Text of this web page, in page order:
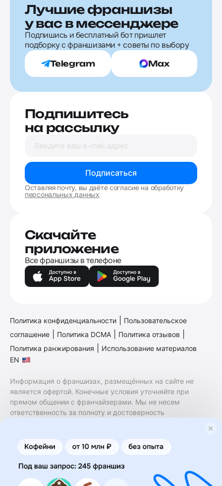
Лучшие франшизы
у вас в мессенджере
Подпишись и бесплатный бот пришлет
подборку с франшизами + советы по выбору
Telegram Max
Подпишитесь
на рассылку
Подписаться
Оставляя почту, вы даёте согласие на обработку
персональных данных
Скачайте
приложение
Все франшизы в телефоне
Политика конфиденциальности
Пользовательское
соглашение
Политика DCMA Политика отзывов
Политика ранжирования
Использование материалов
EN
Информация о франшизах, размещённых на сайте не
является офертой. Конечные условия уточняйте при
прямом общении с франчайзерами. Мы не несем
ответственность за полноту и достоверность
финансовые услуги. Заключение договоров
коммерческой концессии (франчайзинга) осуществляется
правообладателями/их представителями. Бизнесменс.ру
не является посредником или представителем